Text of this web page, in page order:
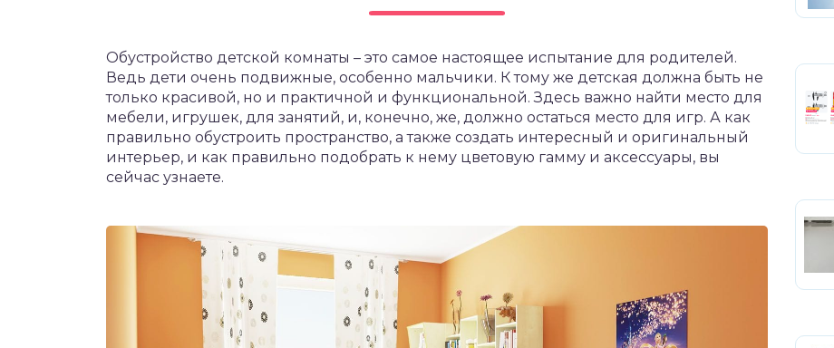
Обустройство детской комнаты – это самое настоящее испытание для родителей.
Ведь дети очень подвижные, особенно мальчики. К тому же детская должна быть не
только красивой, но и практичной и функциональной. Здесь важно найти место для
мебели, игрушек, для занятий, и, конечно, же, должно остаться место для игр. А как
правильно обустроить пространство, а также создать интересный и оригинальный
интерьер, и как правильно подобрать к нему цветовую гамму и аксессуары, вы
сейчас узнаете.